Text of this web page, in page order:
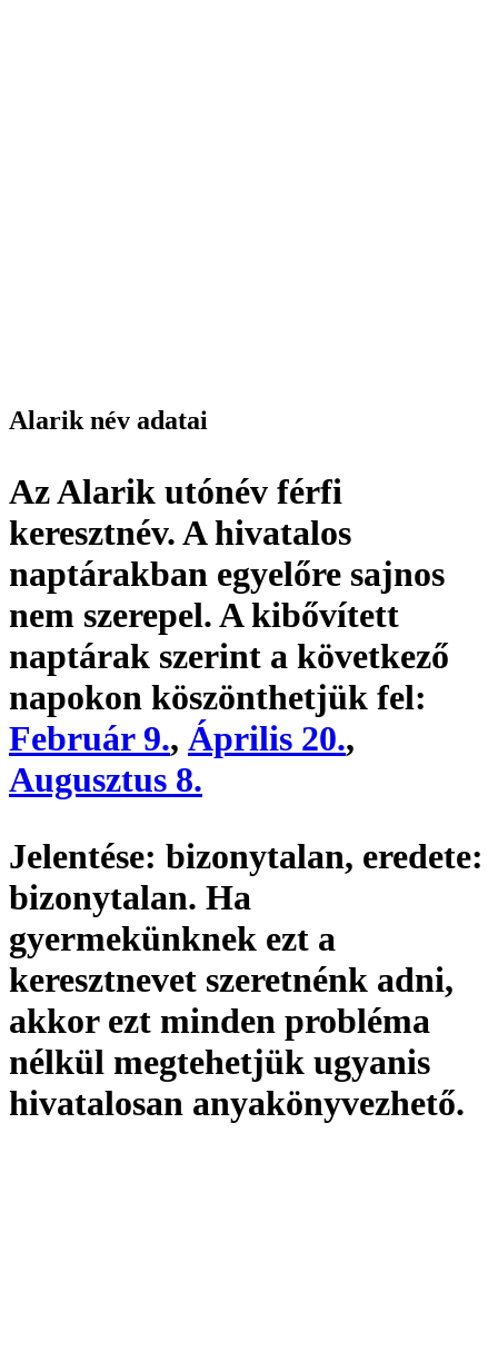
Alarik név adatai
Az Alarik utónév férfi
keresztnév. A hivatalos
naptárakban egyelőre sajnos
nem szerepel. A kibővített
naptárak szerint a következő
napokon köszönthetjük fel:
Február 9., Április 20.,
Augusztus 8.
Jelentése: bizonytalan, eredete:
bizonytalan. Ha
gyermekünknek ezt a
keresztnevet szeretnénk adni,
akkor ezt minden probléma
nélkül megtehetjük ugyanis
hivatalosan anyakönyvezhető.